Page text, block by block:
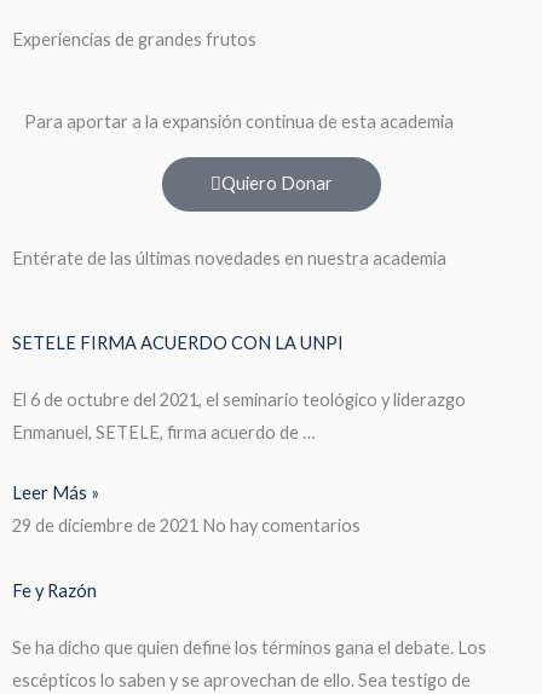
Experiencias de grandes frutos
Para aportar a la expansión continua de esta academia
Quiero Donar
Entérate de las últimas novedades en nuestra academia
SETELE FIRMA ACUERDO CON LA UNPI
El 6 de octubre del 2021, el seminario teológico y liderazgo
Enmanuel, SETELE, firma acuerdo de …
Leer Más »
29 de diciembre de 2021 No hay comentarios
Fe y Razón
Se ha dicho que quien define los términos gana el debate. Los
escépticos lo saben y se aprovechan de ello. Sea testigo de